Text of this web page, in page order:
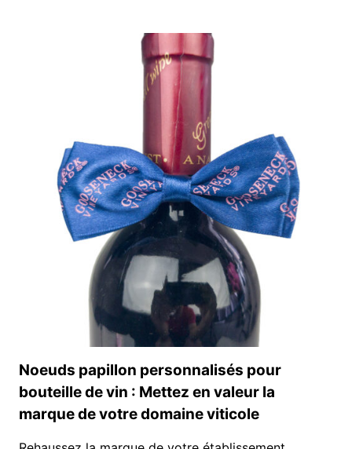
ATTACHÉ
PERSONNALISÉ
ÉTIQUETTE
DE
VIN
Noeuds papillon personnalisés pour
bouteille de vin : Mettez en valeur la
marque de votre domaine viticole